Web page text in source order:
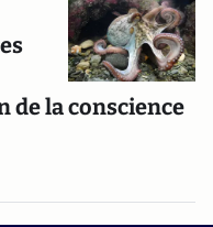
de la conscience